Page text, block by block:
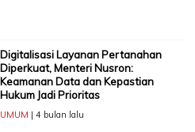
Digitalisasi Layanan Pertanahan
Diperkuat, Menteri Nusron:
Keamanan Data dan Kepastian
Hukum Jadi Prioritas
UMUM | 4 bulan lalu